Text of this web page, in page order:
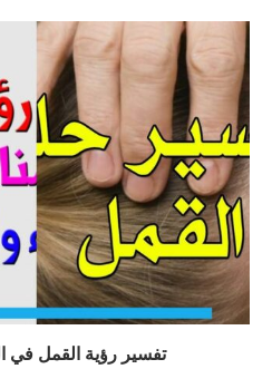
تفسير رؤية القمل في